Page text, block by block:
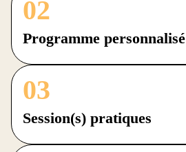
02
Programme personnalisé
03
Session(s) pratiques